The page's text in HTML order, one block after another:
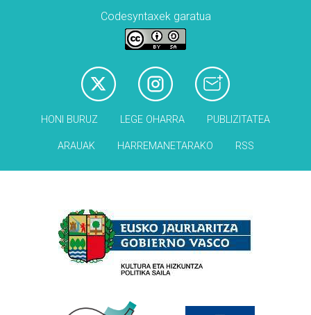
Codesyntaxek garatua
HONI BURUZ LEGE OHARRA PUBLIZITATEA
ARAUAK HARREMANETARAKO RSS